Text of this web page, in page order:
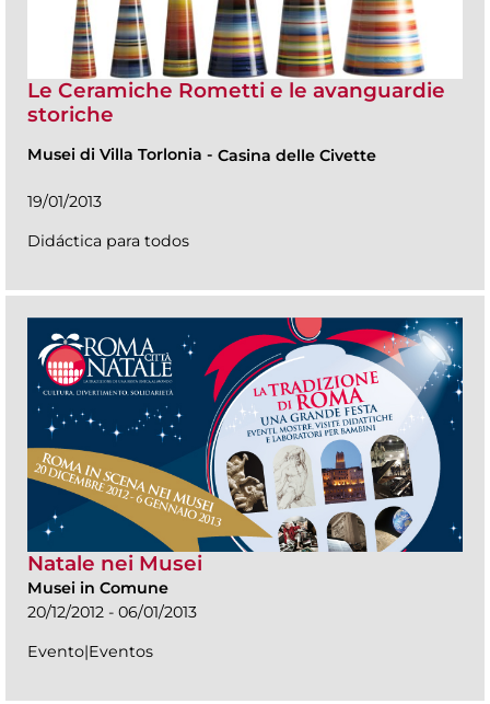
Le Ceramiche Rometti e le avanguardie
storiche
Musei di Villa Torlonia - Casina delle Civette
19/01/2013
Didáctica para todos
Natale nei Musei
Musei in Comune
20/12/2012 - 06/01/2013
Evento|Eventos